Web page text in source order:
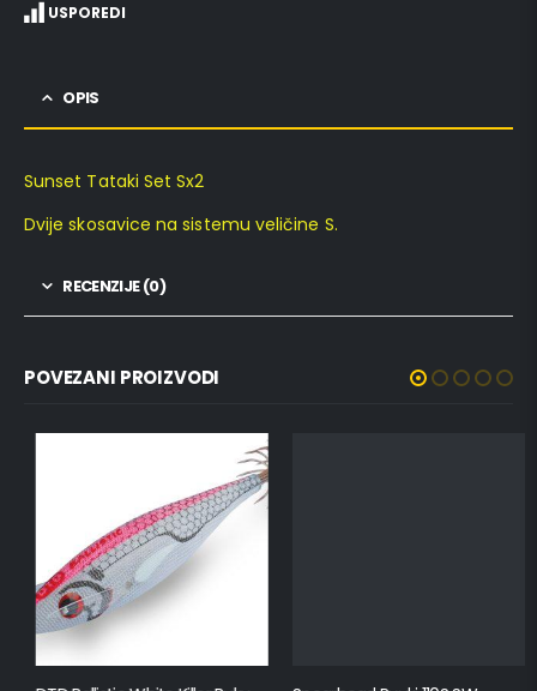
USPOREDI
OPIS
Sunset Tataki Set Sx2
Dvije skosavice na sistemu veličine S.
RECENZIJE (0)
POVEZANI PROIZVODI